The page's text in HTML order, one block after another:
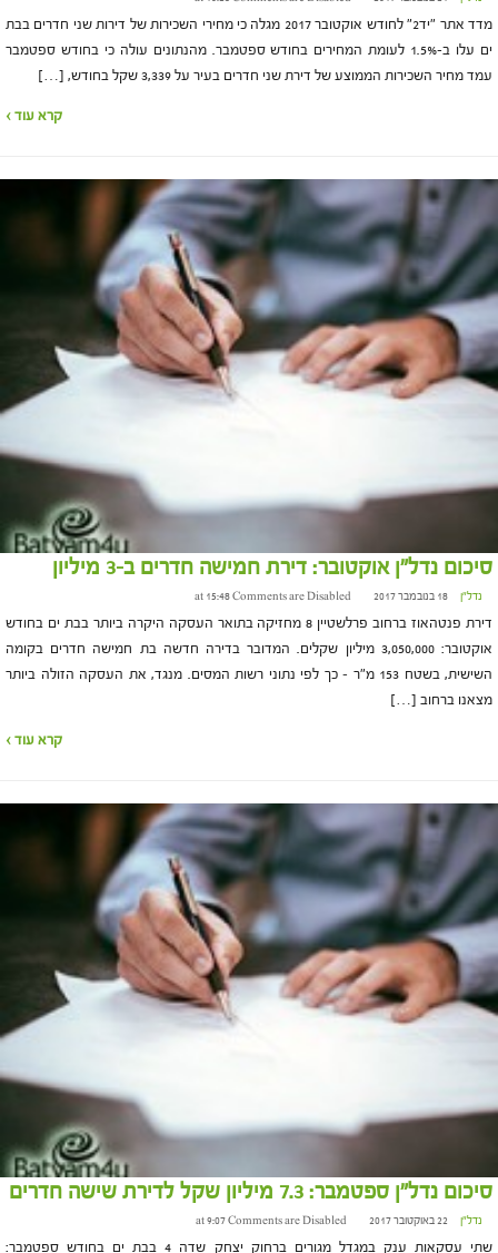
מדד אתר "יד2" לחודש אוקטובר 2017 מגלה כי מחירי השכירות של דירות שני חדרים בבת
ים עלו ב-1.5% לעומת המחירים בחודש ספטמבר. מהנתונים עולה כי בחודש ספטמבר
עמד מחיר השכירות הממוצע של דירת שני חדרים בעיר על 3,339 שקל בחודש, […]
קרא עוד ›
סיכום נדל"ן אוקטובר: דירת חמישה חדרים ב-3 מיליון
נדל"ן 18 בנובמבר 2017 at 15:48 Comments are Disabled
דירת פנטהאוז ברחוב פרלשטיין 8 מחזיקה בתואר העסקה היקרה ביותר בבת ים בחודש
אוקטובר: 3,050,000 מיליון שקלים. המדובר בדירה חדשה בת חמישה חדרים בקומה
השישית, בשטח 153 מ"ר – כך לפי נתוני רשות המסים. מנגד, את העסקה הזולה ביותר
מצאנו ברחוב […]
קרא עוד ›
סיכום נדל"ן ספטמבר: 7.3 מיליון שקל לדירת שישה חדרים
נדל"ן 22 באוקטובר 2017 at 9:07 Comments are Disabled
שתי עסקאות ענק במגדל מגורים ברחוק יצחק שדה 4 בבת ים בחודש ספטמבר: